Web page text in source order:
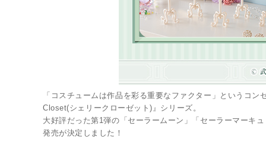
「コスチュームは作品を彩る重要なファクター」というコ
Closet(シェリークローゼット)』シリーズ。
大好評だった第1弾の「セーラームーン」「セーラーマーキ
発売が決定しました！